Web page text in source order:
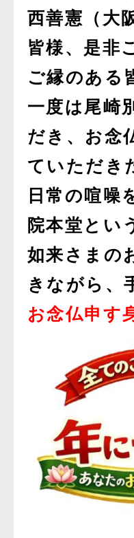
西善憲（大
皆様、是非
ご縁のある
一度は尾崎
だき、お念
ていただき
日常の喧噪
院本堂とい
如来さまの
きながら、
お念仏申す